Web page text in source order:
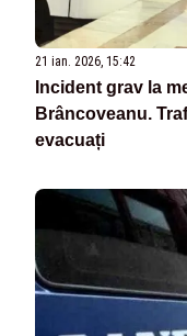
21 ian. 2026, 15:42
Incident grav la
Brâncoveanu.
evacuați